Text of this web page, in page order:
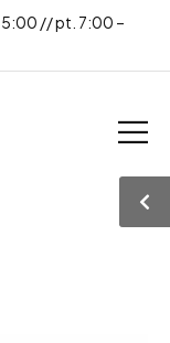
// pt. 7:00 –